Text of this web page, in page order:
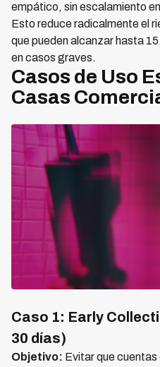
empático, sin escalamiento
Esto reduce radicalmente el
que pueden alcanzar hasta
en casos graves.
Casos de Uso
Casas
Caso 1: Early
30 días)
Objetivo: Evitar que